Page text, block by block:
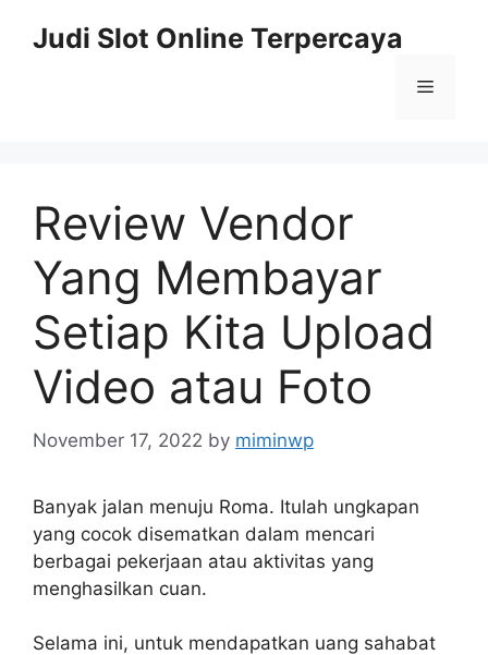
Judi Slot Online Terpercaya
Menu
Review Vendor
Yang Membayar
Setiap Kita Upload
Video atau Foto
November 17, 2022 by miminwp
Banyak jalan menuju Roma. Itulah ungkapan
yang cocok disematkan dalam mencari
berbagai pekerjaan atau aktivitas yang
menghasilkan cuan.
Selama ini, untuk mendapatkan uang sahabat